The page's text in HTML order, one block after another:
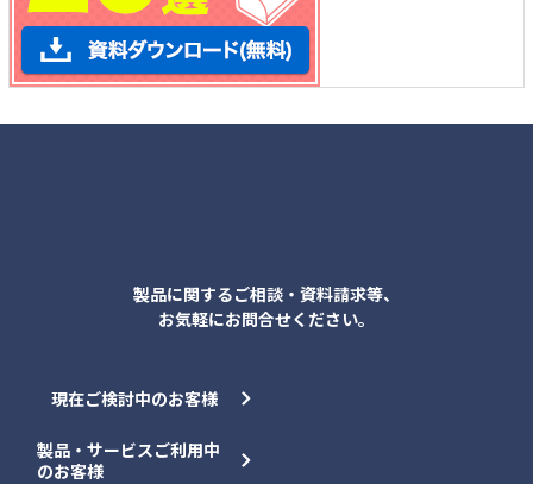
製品に関するご相談・資料請求等、
お気軽にお問合せください。
現在ご検討中のお客様
製品・サービスご利用中
のお客様